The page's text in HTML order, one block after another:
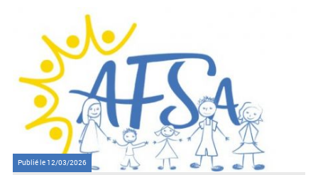
Publié le 12/03/2026